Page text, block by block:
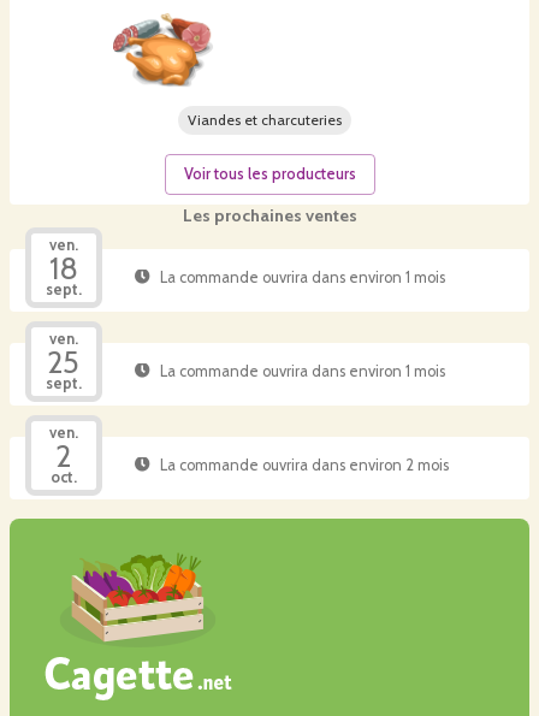
Les prochaines ventes
ven.
18
sept.
La commande ouvrira dans environ 1 mois
ven.
25
sept.
La commande ouvrira dans environ 1 mois
ven.
2
oct.
La commande ouvrira dans environ 2 mois
Viandes et charcuteries
Voir tous les producteurs